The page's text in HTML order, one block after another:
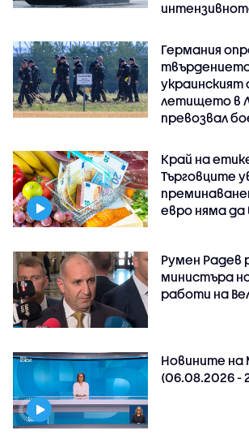
Германия
летището в
превозвал
Край на
Търговците
евро няма да
Румен Радев
министъра
работи на
Новините на
(06.08.2026 -